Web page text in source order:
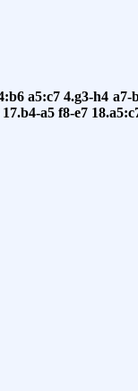
a5:c7 4.g3-h4 a7-
17.b4-a5 f8-e7